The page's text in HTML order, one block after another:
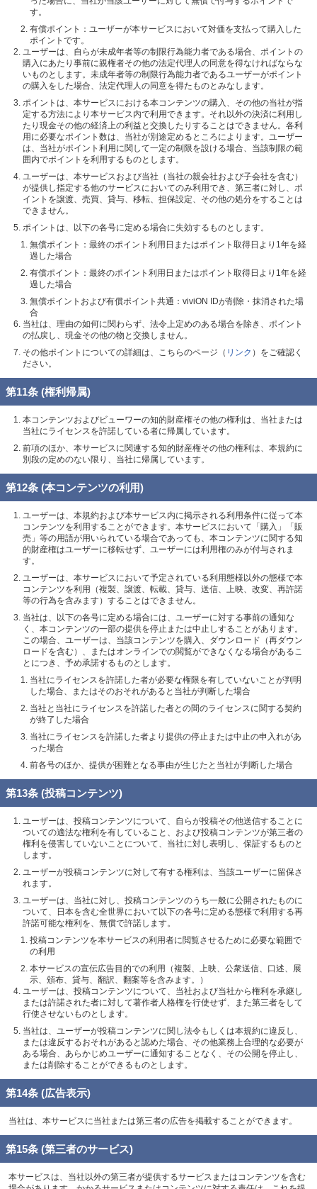
す。
有償ポイント：ユーザーが本サービスにおいて対価を支払って購入した
ポイントです。
ユーザーは、自らが未成年者等の制限行為能力者である場合、ポイントの
購入にあたり事前に親権者その他の法定代理人の同意を得なければならな
いものとします。未成年者等の制限行為能力者であるユーザーがポイント
の購入をした場合、法定代理人の同意を得たものとみなします。
ポイントは、本サービスにおける本コンテンツの購入、その他の当社が指
定する方法により本サービス内で利用できます。それ以外の決済に利用し
たり現金その他の経済上の利益と交換したりすることはできません。各利
用に必要なポイント数は、当社が別途定めるところによります。ユーザー
は、当社がポイント利用に関して一定の制限を設ける場合、当該制限の範
囲内でポイントを利用するものとします。
ユーザーは、本サービスおよび当社（当社の親会社および子会社を含む）
が提供し指定する他のサービスにおいてのみ利用でき、第三者に対し、ポ
イントを譲渡、売買、貸与、移転、担保設定、その他の処分をすることは
できません。
ポイントは、以下の各号に定める場合に失効するものとします。
無償ポイント：最終のポイント利用日またはポイント取得日より1年を経
過した場合
有償ポイント：最終のポイント利用日またはポイント取得日より1年を経
過した場合
無償ポイントおよび有償ポイント共通：viviON IDが削除・抹消された場
合
当社は、理由の如何に関わらず、法令上定めのある場合を除き、ポイント
の払戻し、現金その他の物と交換しません。
その他ポイントについての詳細は、こちらのページ（ リンク ）をご確認く
ださい。
第11条 (権利帰属)
本コンテンツおよびビューワーの知的財産権その他の権利は、当社または
当社にライセンスを許諾している者に帰属しています。
前項のほか、本サービスに関連する知的財産権その他の権利は、本規約に
別段の定めのない限り、当社に帰属しています。
第12条 (本コンテンツの利用)
ユーザーは、本規約および本サービス内に掲示される利用条件に従って本
コンテンツを利用することができます。本サービスにおいて「購入」「販
売」等の用語が用いられている場合であっても、本コンテンツに関する知
的財産権はユーザーに移転せず、ユーザーには利用権のみが付与されま
す。
ユーザーは、本サービスにおいて予定されている利用態様以外の態様で本
コンテンツを利用（複製、譲渡、転載、貸与、送信、上映、改変、再許諾
等の行為を含みます）することはできません。
当社は、以下の各号に定める場合には、ユーザーに対する事前の通知な
く、本コンテンツの一部の提供を停止または中止しすることがあります。
この場合、ユーザーは、当該コンテンツを購入、ダウンロード（再ダウン
ロードを含む）、またはオンラインでの閲覧ができなくなる場合があるこ
とにつき、予め承諾するものとします。
当社にライセンスを許諾した者が必要な権限を有していないことが判明
した場合、またはそのおそれがあると当社が判断した場合
当社と当社にライセンスを許諾した者との間のライセンスに関する契約
が終了した場合
当社にライセンスを許諾した者より提供の停止または中止の申入れがあ
った場合
前各号のほか、提供が困難となる事由が生じたと当社が判断した場合
第13条 (投稿コンテンツ)
ユーザーは、投稿コンテンツについて、自らが投稿その他送信することに
ついての適法な権利を有していること、および投稿コンテンツが第三者の
権利を侵害していないことについて、当社に対し表明し、保証するものと
します。
ユーザーが投稿コンテンツに対して有する権利は、当該ユーザーに留保さ
れます。
ユーザーは、当社に対し、投稿コンテンツのうち一般に公開されたものに
ついて、日本を含む全世界において以下の各号に定める態様で利用する再
許諾可能な権利を、無償で許諾します。
投稿コンテンツを本サービスの利用者に閲覧させるために必要な範囲で
の利用
本サービスの宣伝広告目的での利用（複製、上映、公衆送信、口述、展
示、頒布、貸与、翻訳、翻案等を含みます。）
ユーザーは、投稿コンテンツについて、当社および当社から権利を承継し
または許諾された者に対して著作者人格権を行使せず、また第三者をして
行使させないものとします。
当社は、ユーザーが投稿コンテンツに関し法令もしくは本規約に違反し、
または違反するおそれがあると認めた場合、その他業務上合理的な必要が
ある場合、あらかじめユーザーに通知することなく、その公開を停止し、
または削除することができるものとします。
第14条 (広告表示)
当社は、本サービスに当社または第三者の広告を掲載することができます。
第15条 (第三者のサービス)
本サービスは、当社以外の第三者が提供するサービスまたはコンテンツを含む